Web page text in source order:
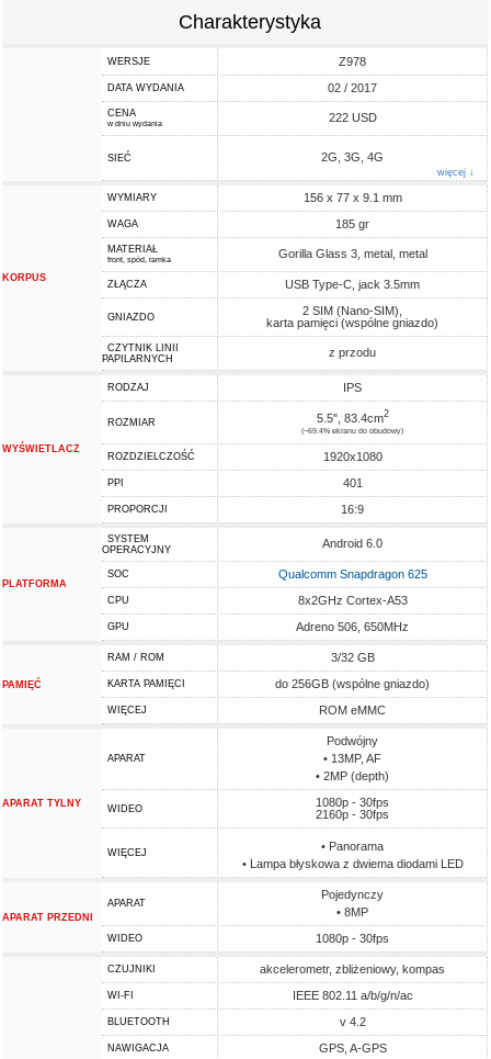
Charakterystyka
WERSJE Z978
DATA WYDANIA 02 / 2017
CENA
w dniu wydania 222 USD
SIEĆ 2G, 3G, 4G
więcej ↓
KORPUS
WYMIARY 156 x 77 x 9.1 mm
WAGA 185 gr
MATERIAŁ
front, spód, ramka Gorilla Glass 3, metal, metal
ZŁĄCZA USB Type-C, jack 3.5mm
GNIAZDO
2 SIM (Nano-SIM),
karta pamięci (wspólne gniazdo)
CZYTNIK LINII
PAPILARNYCH
z przodu
WYŚWIETLACZ
RODZAJ IPS
ROZMIAR 5.5", 83.4cm2
(~69.4% ekranu do obudowy)
ROZDZIELCZOŚĆ 1920x1080
PPI 401
PROPORCJI 16:9
PLATFORMA
SYSTEM
OPERACYJNY
Android 6.0
SOC Qualcomm Snapdragon 625
CPU 8x2GHz Cortex-A53
GPU Adreno 506, 650MHz
PAMIĘĆ
RAM / ROM 3/32 GB
KARTA PAMIĘCI do 256GB (wspólne gniazdo)
WIĘCEJ ROM eMMC
APARAT TYLNY
APARAT
Podwójny
• 13MP, AF
• 2MP (depth)
WIDEO
1080p - 30fps
2160p - 30fps
WIĘCEJ
• Panorama
• Lampa błyskowa z dwiema diodami LED
APARAT PRZEDNI
APARAT
Pojedynczy
• 8MP
WIDEO 1080p - 30fps
CZUJNIKI akcelerometr, zbliżeniowy, kompas
WI-FI IEEE 802.11 a/b/g/n/ac
BLUETOOTH v 4.2
NAWIGACJA GPS, A-GPS